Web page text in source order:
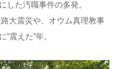
した汚職事件の多発。
震災や、オウム真理教事
震えた”年。